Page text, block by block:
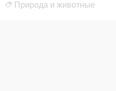
Природа и животные